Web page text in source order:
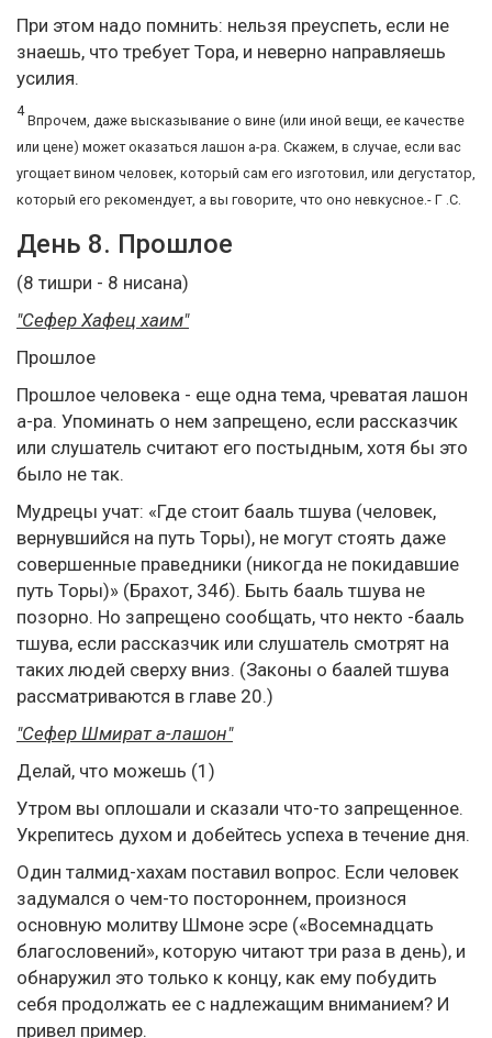
При этом надо помнить: нельзя преуспеть, если не
знаешь, что требует Тора, и неверно направляешь
усилия.
4
Впрочем, даже высказывание о вине (или иной вещи, ее качестве
или цене) может оказаться лашон а-ра. Скажем, в случае, если вас
угощает вином человек, который сам его изготовил, или дегустатор,
который его рекомендует, а вы говорите, что оно невкусное.- Г .С.
День 8. Прошлое
(8 тишри - 8 нисана)
"Сефер Хафец хаим"
Прошлое
Прошлое человека - еще одна тема, чреватая лашон
а-ра. Упоминать о нем запрещено, если рассказчик
или слушатель считают его постыдным, хотя бы это
было не так.
Мудрецы учат: «Где стоит бааль тшува (человек,
вернувшийся на путь Торы), не могут стоять даже
совершенные праведники (никогда не покидавшие
путь Торы)» (Брахот, 34б). Быть бааль тшува не
позорно. Но запрещено сообщать, что некто -бааль
тшува, если рассказчик или слушатель смотрят на
таких людей сверху вниз. (Законы о баалей тшува
рассматриваются в главе 20.)
"Сефер Шмират а-лашон"
Делай, что можешь (1)
Утром вы оплошали и сказали что-то запрещенное.
Укрепитесь духом и добейтесь успеха в течение дня.
Один талмид-хахам поставил вопрос. Если человек
задумался о чем-то постороннем, произнося
основную молитву Шмоне эсре («Восемнадцать
благословений», которую читают три раза в день), и
обнаружил это только к концу, как ему побудить
себя продолжать ее с надлежащим вниманием? И
привел пример.